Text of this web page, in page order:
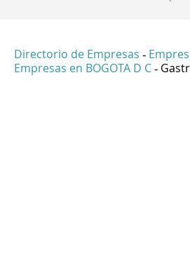
Directorio de Empresas -
Empresas en BOGOTA D C -